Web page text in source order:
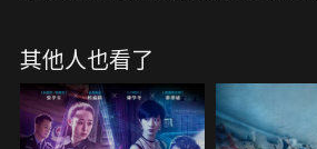
故事…。
其他人也看了